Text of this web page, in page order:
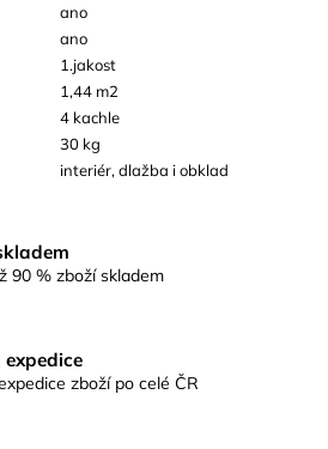
ano
ano
1.jakost
1,44 m2
4 kachle
30 kg
interiér, dlažba i obklad
90 % zboží skladem
expedice
zboží po celé ČR